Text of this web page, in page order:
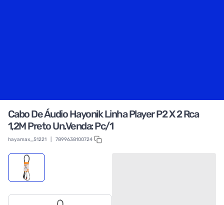
Cabo De Áudio Hayonik Linha Player P2 X 2 Rca
1,2M Preto Un.Venda: Pc/1
hayamax_51221 7899638100724